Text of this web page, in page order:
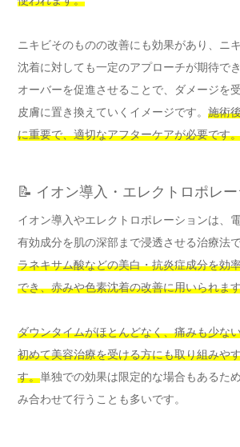
ニキビそのものの改善にも効果があり、ニ
沈着に対しても一定のアプローチが期待で
オーバーを促進させることで、ダメージを
皮膚に置き換えていくイメージです。 施術
に重要で、適切なアフターケアが必要です
📝 イオン導入・エレクトロポレ
イオン導入やエレクトロポレーションは、
有効成分を肌の深部まで浸透させる治療法で
ラネキサム酸などの美白・抗炎症成分を効
でき、赤みや色素沈着の改善に用いられま
ダウンタイムがほとんどなく、痛みも少な
初めて美容治療を受ける方にも取り組みや
す。単独での効果は限定的な場合もあるた
み合わせて行うことも多いです。